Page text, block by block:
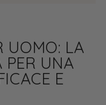
UOMO: LA
PER UNA
E